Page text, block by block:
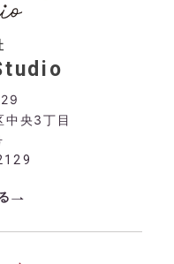
中央3丁目